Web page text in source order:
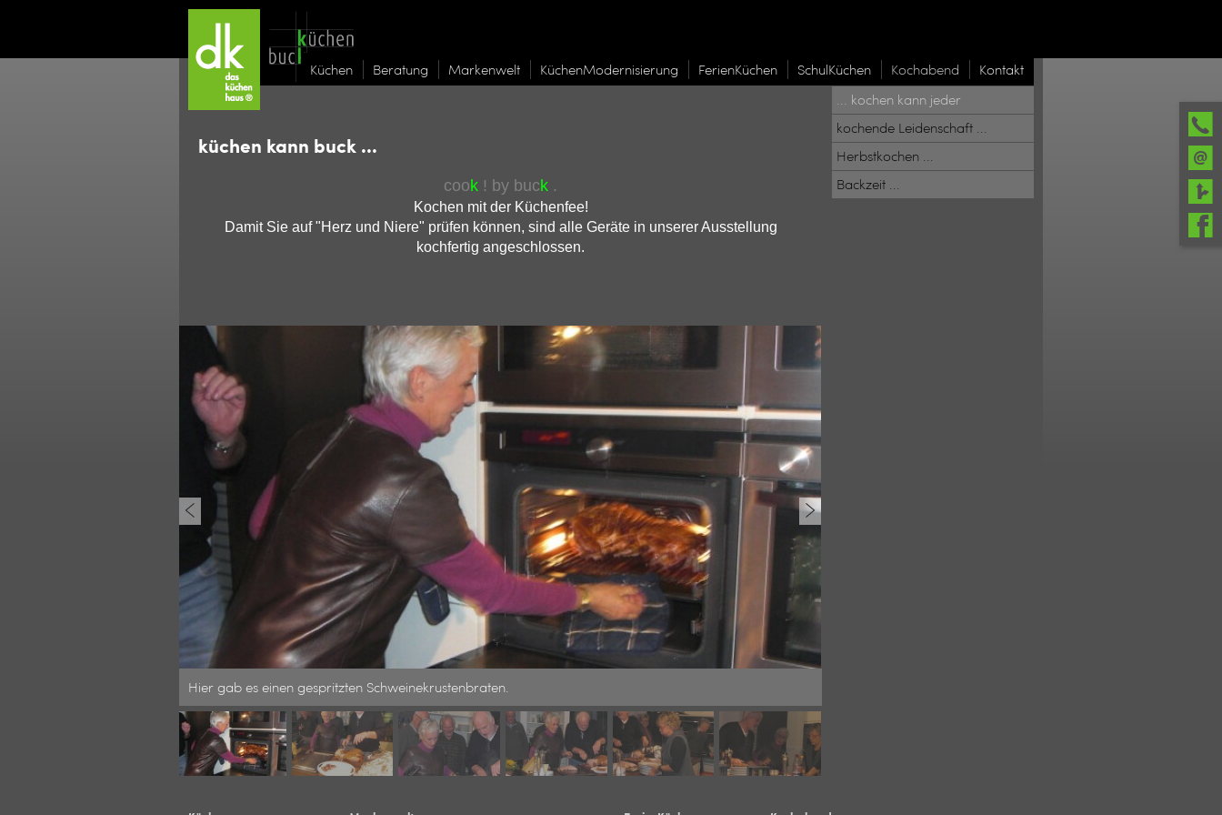
Küchen Beratung Markenwelt KüchenModernisierung FerienKüchen SchulKüchen Kochabend Kontakt
küchen kann buck ...
cook ! by buck .
Kochen mit der Küchenfee!
Damit Sie auf "Herz und Niere" prüfen können, sind alle Geräte in unsererAusstellung
kochfertig angeschlossen.
Hier gab es einen gespritzten Schweinekrustenbraten.
... kochen kann jeder
kochende Leidenschaft ...
Herbstkochen ...
Backzeit ...